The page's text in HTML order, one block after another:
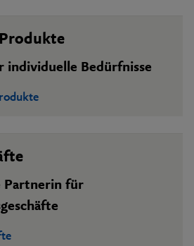
individuelle Bedürfnisse
Partnerin für